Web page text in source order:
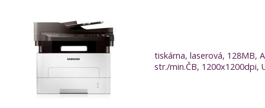
tiskárna, laserová, 128MB,
str./min.ČB, 1200x1200dpi,